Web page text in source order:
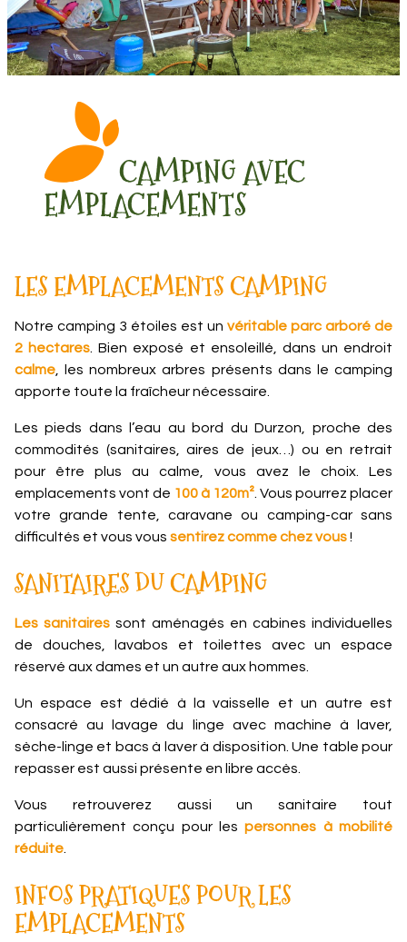
CAMPING AVEC
EMPLACEMENTS
LES EMPLACEMENTS CAMPING
Notre camping 3 étoiles est un véritable parc arboré de
2 hectares. Bien exposé et ensoleillé, dans un endroit
calme, les nombreux arbres présents dans le camping
apporte toute la fraîcheur nécessaire.
Les pieds dans l’eau au bord du Durzon, proche des
commodités (sanitaires, aires de jeux…) ou en retrait
pour être plus au calme, vous avez le choix. Les
emplacements vont de 100 à 120m². Vous pourrez placer
votre grande tente, caravane ou camping-car sans
difficultés et vous vous sentirez comme chez vous!
SANITAIRES DU CAMPING
Les sanitaires sont aménagés en cabines individuelles
de douches, lavabos et toilettes avec un espace
réservé aux dames et un autre aux hommes.
Un espace est dédié à la vaisselle et un autre est
consacré au lavage du linge avec machine à laver,
sèche-linge et bacs à laver à disposition. Une table pour
repasser est aussi présente en libre accès.
Vous retrouverez aussi un sanitaire tout
particulièrement conçu pour lespersonnes à mobilité
réduite.
INFOS PRATIQUES POUR LES
EMPLACEMENTS